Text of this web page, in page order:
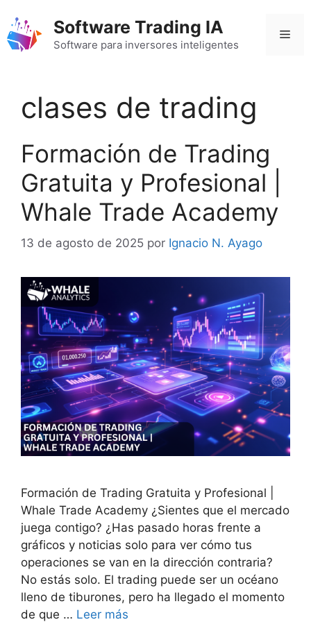
contenido
Software Trading IA
Software para inversores inteligentes
clases de trading
Formación de Trading
Gratuita y Profesional |
Whale Trade Academy
13 de agosto de 2025 por Ignacio N. Ayago
Formación de Trading Gratuita y Profesional |
Whale Trade Academy ¿Sientes que el mercado
juega contigo? ¿Has pasado horas frente a
gráficos y noticias solo para ver cómo tus
operaciones se van en la dirección contraria?
No estás solo. El trading puede ser un océano
lleno de tiburones, pero ha llegado el momento
de que … Leer más